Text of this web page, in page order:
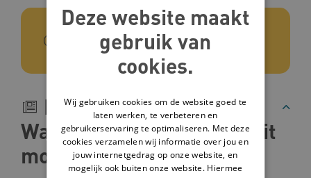
In het kort
Beschrijving
Wat doen gemeenten op dit
moment?
Deze website maakt
gebruik van
cookies.
Wij gebruiken cookies om de website goed te
laten werken, te verbeteren en
gebruikerservaring te optimaliseren. Met deze
cookies verzamelen wij informatie over jou en
jouw internetgedrag op onze website, en
mogelijk ook buiten onze website. Hiermee